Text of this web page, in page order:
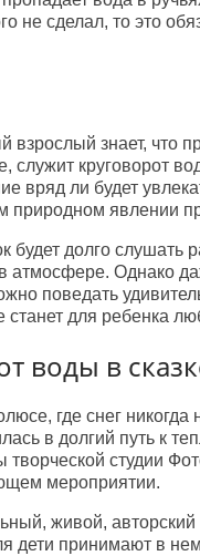
"Звездный"
сделал, то это
взрослый знает, что
служит круговорот
вряд ли будет
природном явлении
будет долго слушать
атмосфере. Однако
поведать
станет для ребенка
воды в
где снег никогда
в долгий путь к
студии
мероприятии.
живой, авторский
дети принимают в